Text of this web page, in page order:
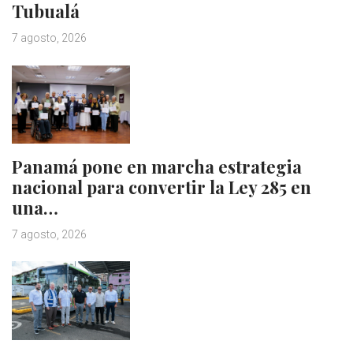
Tubualá
7 agosto, 2026
Panamá pone en marcha estrategia
nacional para convertir la Ley 285 en
una…
7 agosto, 2026